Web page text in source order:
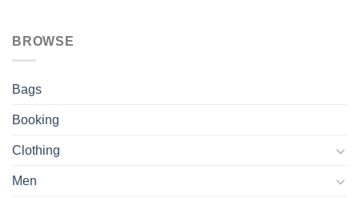
BROWSE
Bags
Booking
Clothing
Men